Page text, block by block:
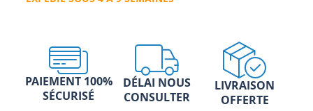
PAIEMENT 100%
SÉCURISÉ
DÉLAI NOUS
CONSULTER
LIVRAISON
OFFERTE